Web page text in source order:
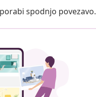
spodnjo povezavo.